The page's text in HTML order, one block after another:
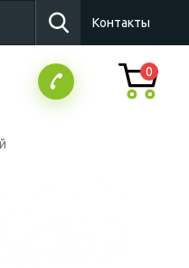
Контакты
0